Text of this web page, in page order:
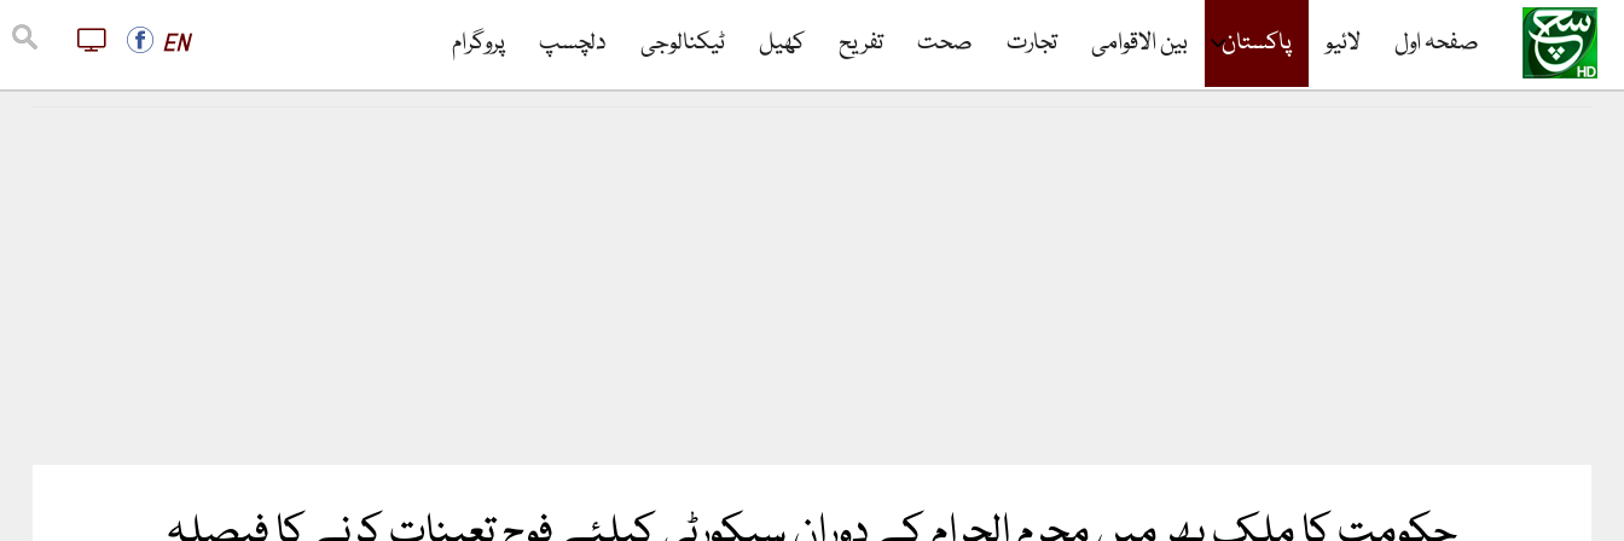
صفحہ اول لائیو پاکستان بین الاقوامی تجارت صحت تفریح کھیل ٹیکنالوجی دلچسپ پروگرام EN